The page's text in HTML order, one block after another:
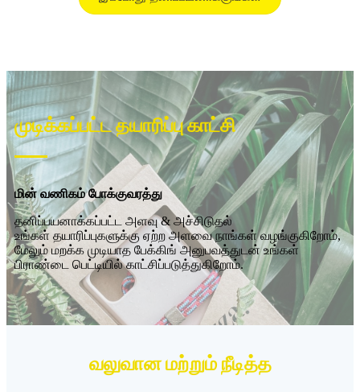
முடிக்கப்பட்ட தயாரிப்பு காட்சி
மின் வணிகம் போக்குவரத்து
தனிப்பயனாக்கப்பட்ட அளவு & அச்சிடுதல்
உங்கள் தயாரிப்புகளுக்கு ஏற்ற அளவை நாங்கள் வழங்குகிறோம்,
மேலும் மறக்க முடியாத பேக்கிங் அனுபவத்துடன் உங்கள்
பிராண்டை பெட்டியில் காட்சிப்படுத்துகிறோம்.
வலுவான மற்றும் நீடித்த